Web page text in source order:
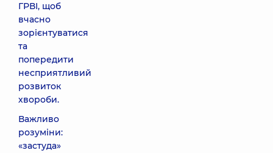
ГРВІ, щоб
вчасно
зорієнтуватися
та
попередити
несприятливий
розвиток
хвороби.
Важливо
розуміни:
«застуда»